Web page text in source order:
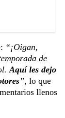
“¡Oigan,
de
Aquí les dejo
”, lo que
llenos